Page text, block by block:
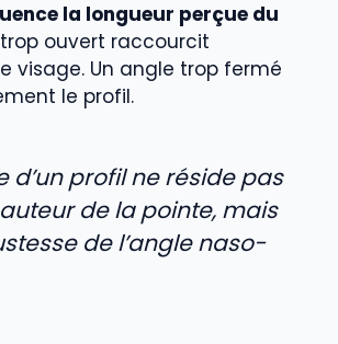
la longueur perçue du
ouvert raccourcit
visage. Un angle trop fermé
le profil.
d’un profil ne réside pas
de la pointe, mais
de l’angle naso-